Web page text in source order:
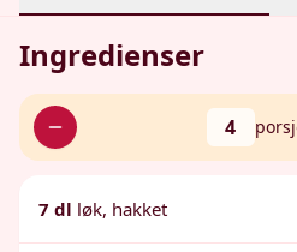
Ingredienser
4
7 dl løk, hakket